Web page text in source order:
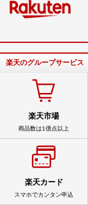
楽天のグループサービス
楽天市場
商品数は1億点以上
楽天カード
スマホでカンタン申込